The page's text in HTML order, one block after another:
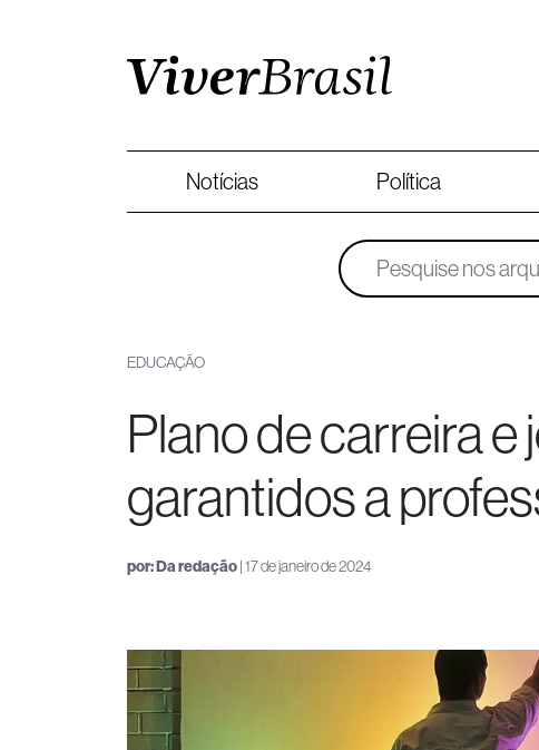
Notícias Política
EDUCAÇÃO
Plano de carreira
garantidos a
por:Da redação| 17 de janeiro de 2024